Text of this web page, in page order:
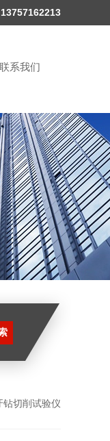
13757162213
联系我们
切削试验仪